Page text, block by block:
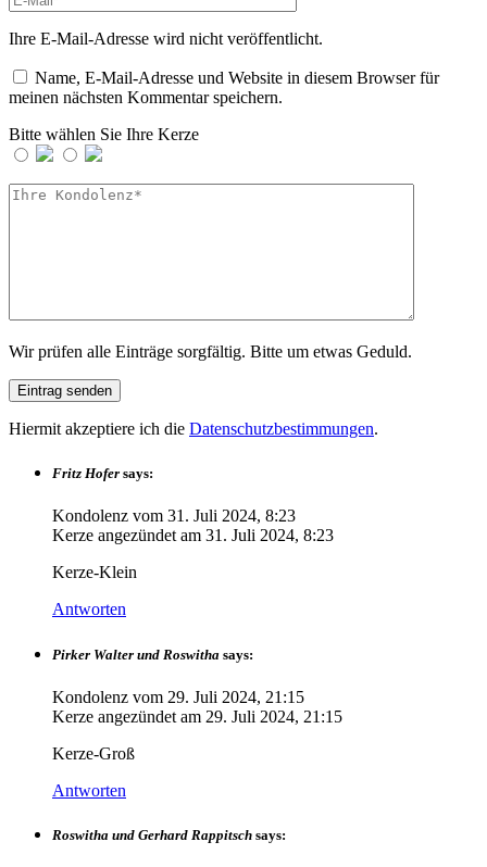
Ihre E-Mail-Adresse wird nicht veröffentlicht.
Name, E-Mail-Adresse und Website in diesem Browser für
meinen nächsten Kommentar speichern.
Bitte wählen Sie Ihre Kerze
Wir prüfen alle Einträge sorgfältig. Bitte um etwas Geduld.
Hiermit akzeptiere ich die Datenschutzbestimmungen.
Fritz Hofer says:
Kondolenz vom 31. Juli 2024, 8:23
Kerze angezündet am 31. Juli 2024, 8:23
Kerze-Klein
Antworten
Pirker Walter und Roswitha says:
Kondolenz vom 29. Juli 2024, 21:15
Kerze angezündet am 29. Juli 2024, 21:15
Kerze-Groß
Antworten
Roswitha und Gerhard Rappitsch says: